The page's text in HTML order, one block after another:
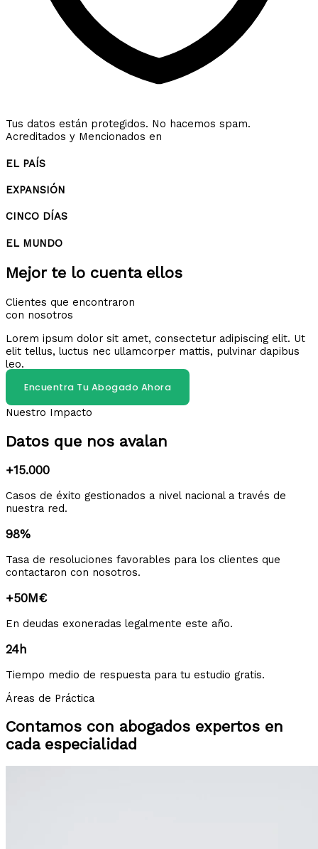
Tus datos están protegidos. No hacemos spam.
Acreditados y Mencionados en
EL PAÍS
EXPANSIÓN
CINCO DÍAS
EL MUNDO
Mejor te lo cuenta ellos
Clientes que encontraron
con nosotros
Lorem ipsum dolor sit amet, consectetur adipiscing elit. Ut
elit tellus, luctus nec ullamcorper mattis, pulvinar dapibus
leo.
Encuentra Tu Abogado Ahora
Nuestro Impacto
Datos que nos avalan
+15.000
Casos de éxito gestionados a nivel nacional a través de
nuestra red.
98%
Tasa de resoluciones favorables para los clientes que
contactaron con nosotros.
+50M€
En deudas exoneradas legalmente este año.
24h
Tiempo medio de respuesta para tu estudio gratis.
Áreas de Práctica
Contamos con abogados expertos en
cada especialidad